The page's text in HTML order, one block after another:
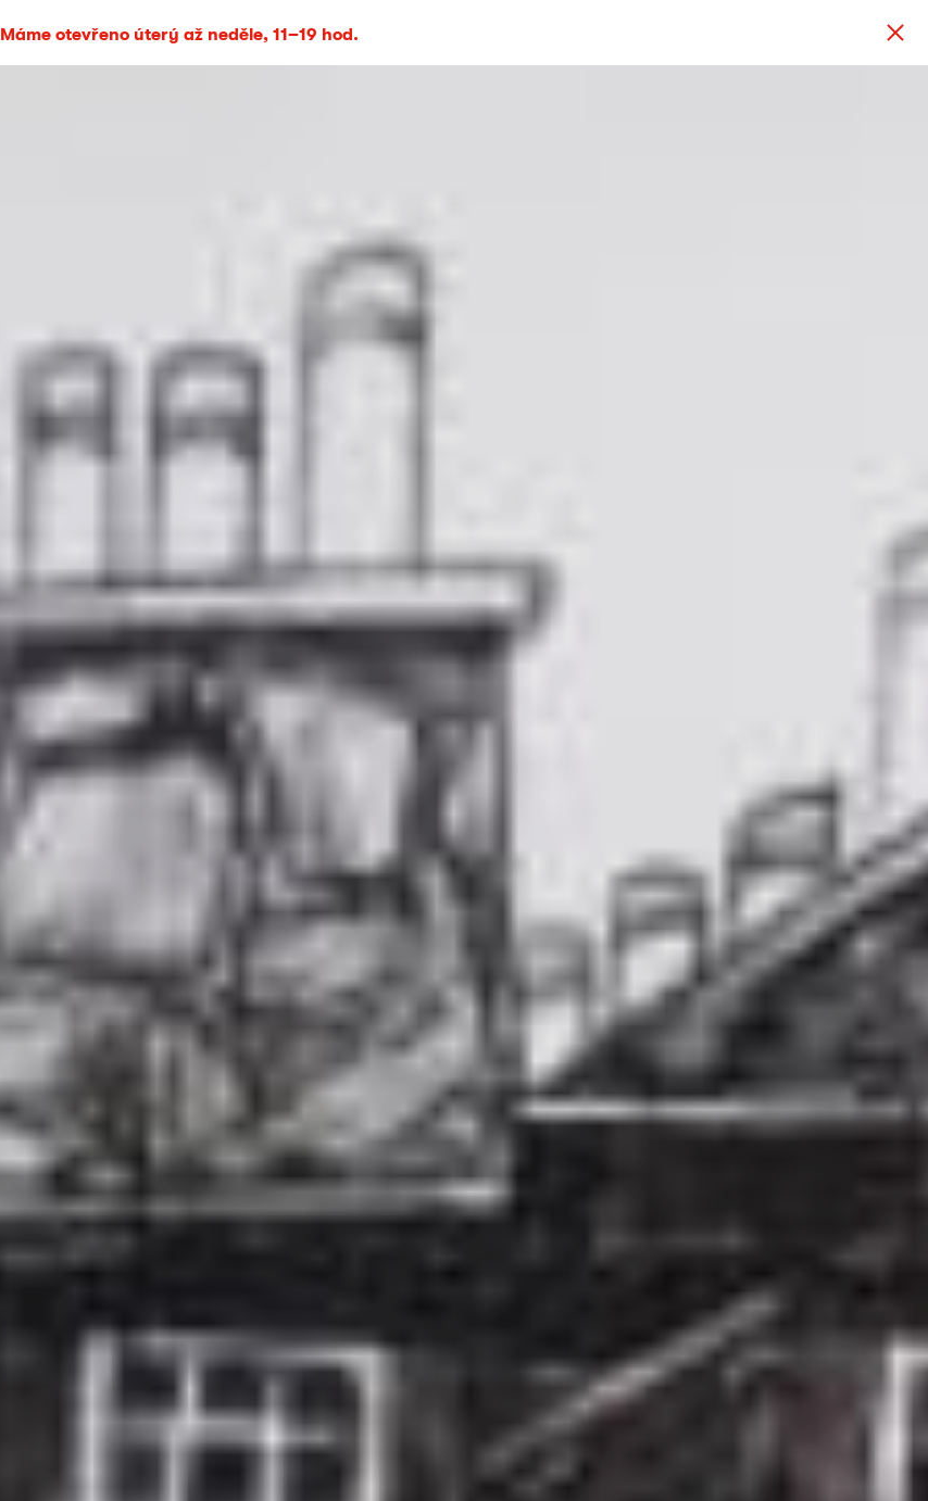
Máme otevřeno úterý až neděle, 11–19 hod.